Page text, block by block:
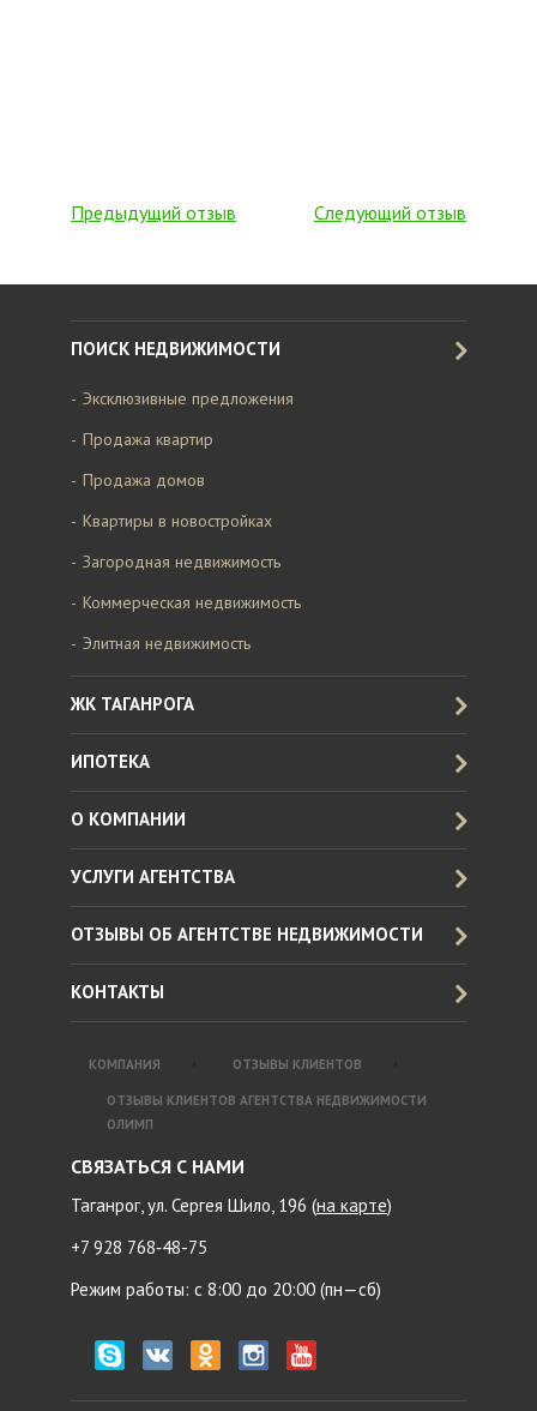
Предыдущий отзыв Следующий отзыв
ПОИСК НЕДВИЖИМОСТИ
Эксклюзивные предложения
Продажа квартир
Продажа домов
Квартиры в новостройках
Загородная недвижимость
Коммерческая недвижимость
Элитная недвижимость
ЖК ТАГАНРОГА
ИПОТЕКА
О КОМПАНИИ
УСЛУГИ АГЕНТСТВА
ОТЗЫВЫ ОБ АГЕНТСТВЕ НЕДВИЖИМОСТИ
КОНТАКТЫ
КОМПАНИЯ ОТЗЫВЫ КЛИЕНТОВ
ОТЗЫВЫ КЛИЕНТОВ АГЕНТСТВА НЕДВИЖИМОСТИ
ОЛИМП
СВЯЗАТЬСЯ С НАМИ
Таганрог, ул. Сергея Шило, 196 (на карте)
+7 928 768‑48-75
Режим работы: с 8:00 до 20:00 (пн—сб)